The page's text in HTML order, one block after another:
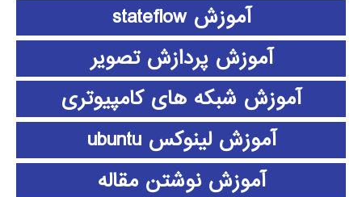
آموزش stateflow
آموزش پردازش تصویر
آموزش شبکه های کامپیوتری
آموزش لینوکس ubuntu
آموزش نوشتن مقاله